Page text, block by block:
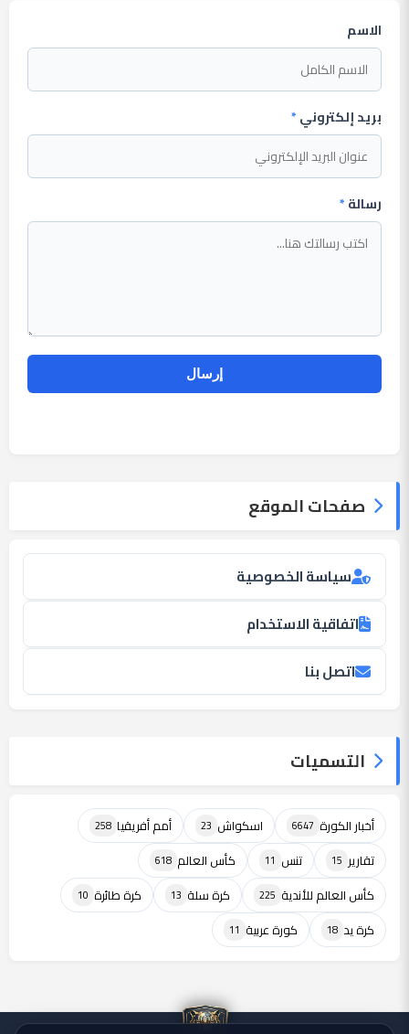
الاسم
بريد إلكتروني*
رسالة*
صفحات الموقع
سياسة الخصوصية
اتفاقية الاستخدام
اتصل بنا
التسميات
أخبار الكورة 6647 اسكواش 23 أمم أفريقيا 258
تقارير 15 تنس 11 كأس العالم 618
كأس العالم للأندية 225 كرة سلة 13 كرة طائرة 10
كرة يد 18 كورة عربية 11